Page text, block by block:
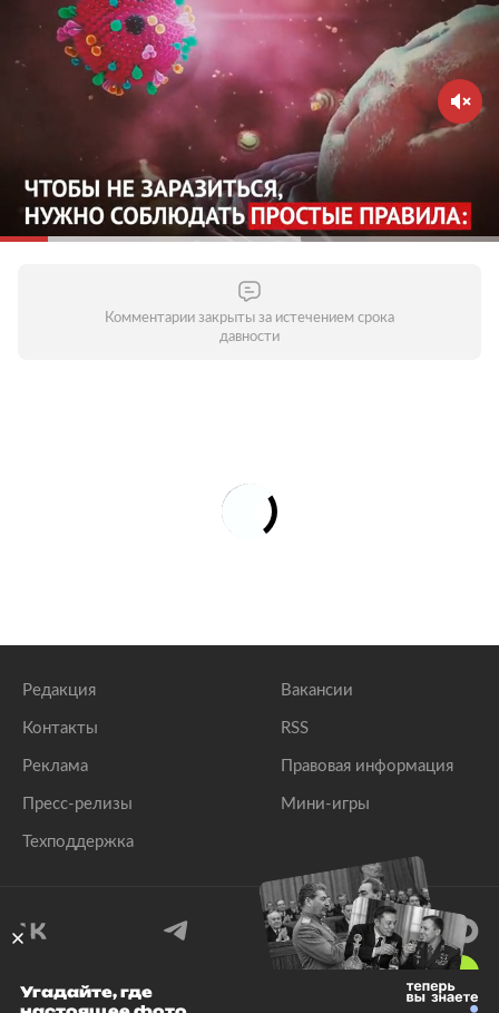
Комментарии закрыты за истечением срока
давности
Редакция
Контакты
Реклама
Пресс-релизы
Техподдержка
Вакансии
RSS
Правовая информация
Мини-игры
© 1999–2026 Все права защищены.
Угадайте, где